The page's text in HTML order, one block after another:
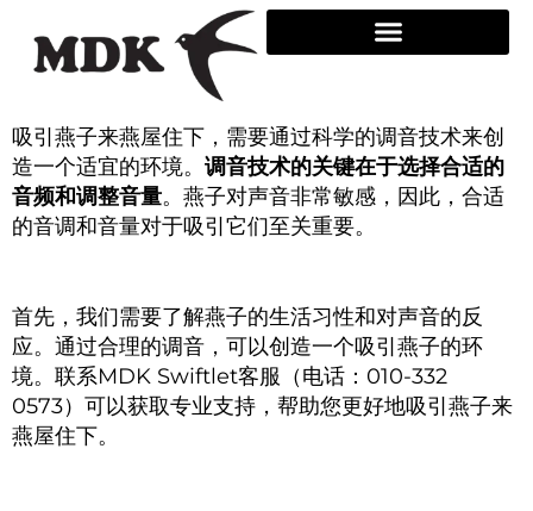
content
吸引燕子来燕屋住下，需要通过科学的调音技术来创
造一个适宜的环境。 调音技术的关键在于选择合适的
音频和调整音量。燕子对声音非常敏感，因此，合适
的音调和音量对于吸引它们至关重要。
首先，我们需要了解燕子的生活习性和对声音的反
应。通过合理的调音，可以创造一个吸引燕子的环
境。联系MDK Swiftlet客服（电话：010-332
0573）可以获取专业支持，帮助您更好地吸引燕子来
燕屋住下。